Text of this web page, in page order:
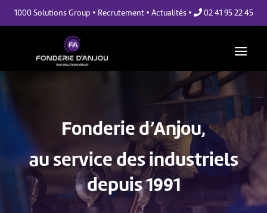
1000 Solutions Group • Recrutement• Actualités • 02 41 95 22 45
Fonderie d’Anjou,
au service des industriels
depuis 1991